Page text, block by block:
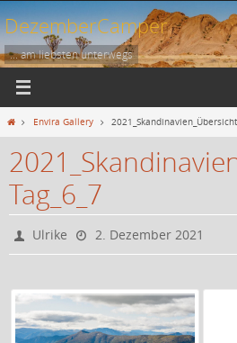
Zum
Inhalt
springen
DezemberCamper
... am liebsten unterwegs
StartEnvira Gallery
Tag_6_7
Ulrike 2. Dezember 2021